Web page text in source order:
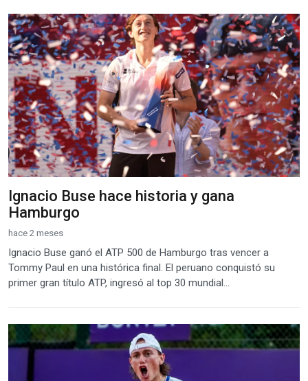
Ignacio Buse hace historia y gana
Hamburgo
hace 2 meses
Ignacio Buse ganó el ATP 500 de Hamburgo tras vencer a
Tommy Paul en una histórica final. El peruano conquistó su
primer gran título ATP, ingresó al top 30 mundial...